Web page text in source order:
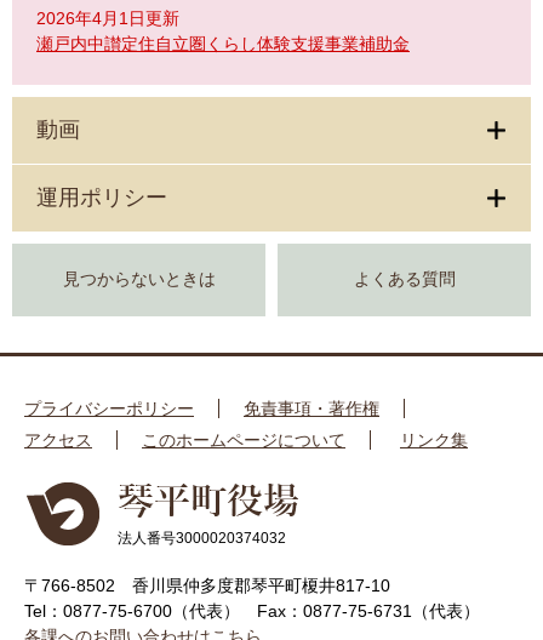
2026年4月1日更新
瀬戸内中讃定住自立圏くらし体験支援事業補助金
動画
運用ポリシー
見つからないときは よくある質問
プライバシーポリシー
免責事項・著作権
アクセス
このホームページについて リンク集
法人番号3000020374032
〒766-8502 香川県仲多度郡琴平町榎井817-10
Tel：0877-75-6700（代表）
Fax：0877-75-6731（代表）